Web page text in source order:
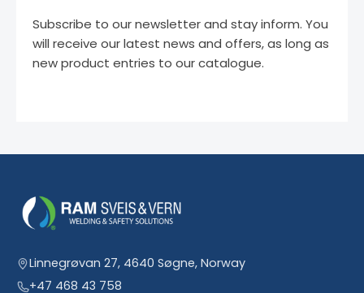
Subscribe to our newsletter and stay inform. You
will receive our latest news and offers, as long as
new product entries to our catalogue.
Linnegrøvan 27, 4640 Søgne, Norway
+47 468 43 758